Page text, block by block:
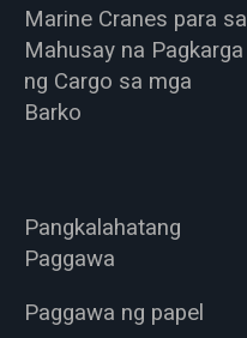
Marine Cranes para sa
Mahusay na Pagkarga
ng Cargo sa mga
Barko
Pangkalahatang
Paggawa
Paggawa ng papel